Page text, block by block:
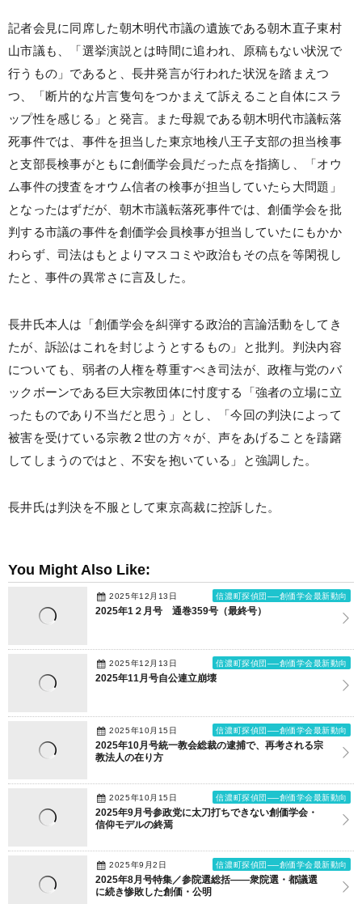
記者会見に同席した朝木明代市議の遺族である朝木直子東村
山市議も、「選挙演説とは時間に追われ、原稿もない状況で
行うもの」であると、長井発言が行われた状況を踏まえつ
つ、「断片的な片言隻句をつかまえて訴えること自体にスラ
ップ性を感じる」と発言。また母親である朝木明代市議転落
死事件では、事件を担当した東京地検八王子支部の担当検事
と支部長検事がともに創価学会員だった点を指摘し、「オウ
ム事件の捜査をオウム信者の検事が担当していたら大問題」
となったはずだが、朝木市議転落死事件では、創価学会を批
判する市議の事件を創価学会員検事が担当していたにもかか
わらず、司法はもとよりマスコミや政治もその点を等閑視し
たと、事件の異常さに言及した。
長井氏本人は「創価学会を糾弾する政治的言論活動をしてき
たが、訴訟はこれを封じようとするもの」と批判。判決内容
についても、弱者の人権を尊重すべき司法が、政権与党のバ
ックボーンである巨大宗教団体に忖度する「強者の立場に立
ったものであり不当だと思う」とし、「今回の判決によって
被害を受けている宗教２世の方々が、声をあげることを躊躇
してしまうのではと、不安を抱いている」と強調した。
長井氏は判決を不服として東京高裁に控訴した。
You Might Also Like:
2025年12月13日 信濃町探偵団──創価学会最新動向
2025年1２月号 通巻359号（最終号）
2025年12月13日 信濃町探偵団──創価学会最新動向
2025年11月号自公連立崩壊
2025年10月15日 信濃町探偵団──創価学会最新動向
2025年10月号統一教会総裁の逮捕で、再考される宗
教法人の在り方
2025年10月15日 信濃町探偵団──創価学会最新動向
2025年9月号参政党に太刀打ちできない創価学会・
信仰モデルの終焉
2025年9月2日 信濃町探偵団──創価学会最新動向
2025年8月号特集／参院選総括――衆院選・都議選
に続き惨敗した創価・公明